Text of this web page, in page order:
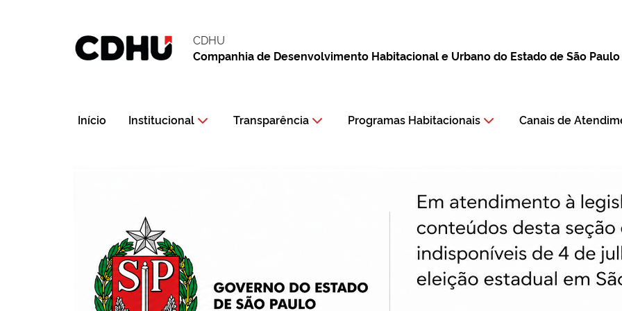
CDHU
Companhia de Desenvolvimento Habitacional e Urbano do Estado de São Paulo
Início Institucional Transparência Programas Habitacionais Canais de